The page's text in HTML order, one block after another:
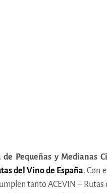
Pequeñas y Medianas
del Vino de España. Con
tanto ACEVIN – Rutas